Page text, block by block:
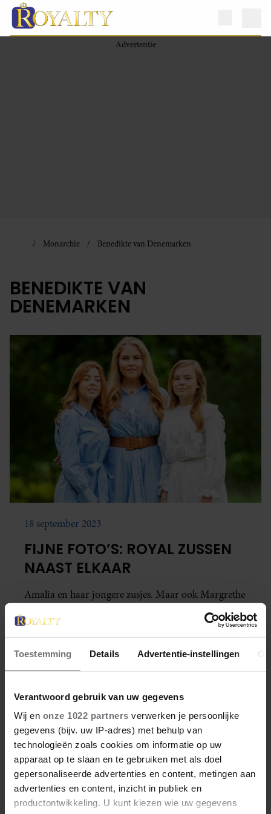
Toestemming Details Advertentie-instellingen
Verantwoord gebruik van uw gegevens
Wij en onze 1022 partners verwerken je persoonlijke
gegevens (bijv. uw IP-adres) met behulp van
technologieën zoals cookies om informatie op uw
apparaat op te slaan en te gebruiken met als doel
gepersonaliseerde advertenties en content, metingen aan
advertenties en content, inzicht in publiek en
productontwikkeling. U kunt kiezen wie uw gegevens
Monarchie Benedikte van Denemarken
BENEDIKTE VAN
DENEMARKEN
18 september 2023
FIJNE FOTO’S: ROYAL ZUSSEN
NAAST ELKAAR
Amalia en haar jongere zusjes. Maar ook Margrethe
van Denemarken met de hare. En wat dacht je van
Beatrix, Margriet, Irene en Marijke? We hebben erg
leuke foto's voor je van royal zusjes: genieten
geblazen.